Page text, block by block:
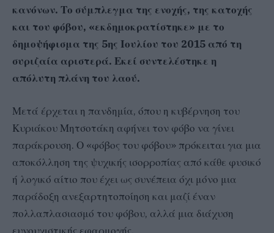
κανόνων. Το σύμπλεγμα της ενοχής, της κατοχής
και του φόβου, «εκδημοκρατίστηκε» με το
δημοψήφισμα της 5ης Ιουλίου του 2015 από τη
συριζαία αριστερά. Εκεί συντελέστηκε η
απόλυτη πλάνη του λαού.
Μετά έρχεται η πανδημία, όπου η κυβέρνηση του
Κυριάκου Μητσοτάκη αφήνει τον φόβο να γίνει
παράκρουση. Ο «φόβος του φόβου» πρόκειται για μια
αποκόλληση της ψυχικής ισορροπίας από κάθε φυσικό
ή λογικό αίτιο που έχει ως συνέπεια όχι μόνο μια
παράδοξη ανεξαρτητοποίηση και μαζί έναν
πολλαπλασιασμό του φόβου, αλλά μια διάχυση